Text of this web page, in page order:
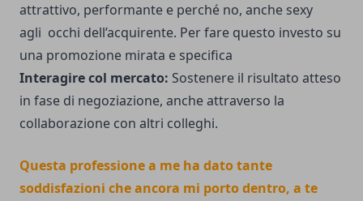
attrattivo, performante e perché no, anche sexy
agli occhi dell’acquirente. Per fare questo investo su
una promozione mirata e specifica
Interagire col mercato: Sostenere il risultato atteso
in fase di negoziazione, anche attraverso la
collaborazione con altri colleghi.
Questa professione a me ha dato tante
soddisfazioni che ancora mi porto dentro, a te